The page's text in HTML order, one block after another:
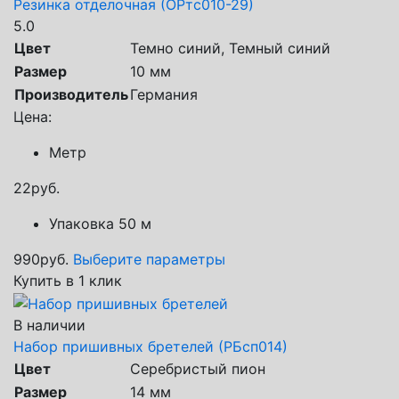
Резинка отделочная (ОРтс010-29)
5.0
Цвет
Темно синий, Темный синий
Размер
10 мм
ПроизводительГермания
Цена:
Метр
22руб.
Упаковка 50 м
990руб. Выберите параметры
Купить в 1 клик
В наличии
Набор пришивных бретелей (РБсп014)
Цвет
Серебристый пион
Размер
14 мм